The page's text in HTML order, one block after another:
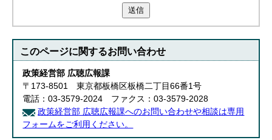
送信
このページに関するお問い合わせ
政策経営部 広聴広報課
〒173-8501 東京都板橋区板橋二丁目66番1号
電話：03-3579-2024 ファクス：03-3579-2028
政策経営部 広聴広報課へのお問い合わせや相談は専用
フォームをご利用ください。